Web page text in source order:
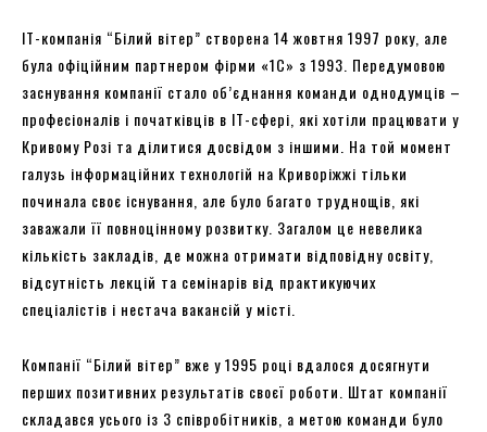
IT-компанія “Білий вітер” створена 14 жовтня 1997 року, але
була офіційним партнером фірми «1С» з 1993. Передумовою
заснування компанії стало об’єднання команди однодумців –
професіоналів і початківців в IT-сфері, які хотіли працювати у
Кривому Розі та ділитися досвідом з іншими. На той момент
галузь інформаційних технологій на Криворіжжі тільки
починала своє існування, але було багато труднощів, які
заважали її повноцінному розвитку. Загалом це невелика
кількість закладів, де можна отримати відповідну освіту,
відсутність лекцій та семінарів від практикуючих
спеціалістів і нестача вакансій у місті.
Компанії “Білий вітер” вже у 1995 році вдалося досягнути
перших позитивних результатів своєї роботи. Штат компанії
складався усього із 3 співробітників, а метою команди було